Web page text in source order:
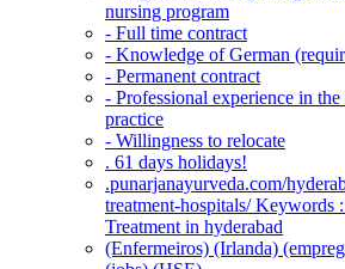
nursing program
- Full time contract
- Knowledge of German
- Permanent contract
- Professional experience in
practice
- Willingness to relocate
. 61 days holidays!
.punarjanayurveda.com/
treatment-hospitals/ Keywords
Treatment in hyderabad
(Enfermeiros) (Irlanda)